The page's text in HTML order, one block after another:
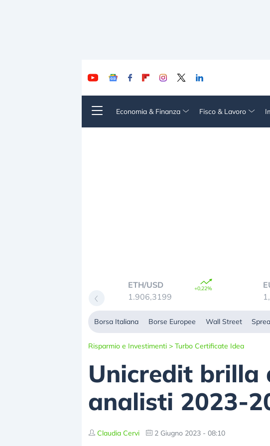
Economia & Finanza Fisco & Lavoro
ETH/USD
1.906,3199
+0,22%
Borsa Italiana Borse Europee Wall Street
Risparmio e Investimenti > Turbo Certificate Idea
Unicredit brilla
analisti 2023-
Claudia Cervi 2 Giugno 2023 - 08:10